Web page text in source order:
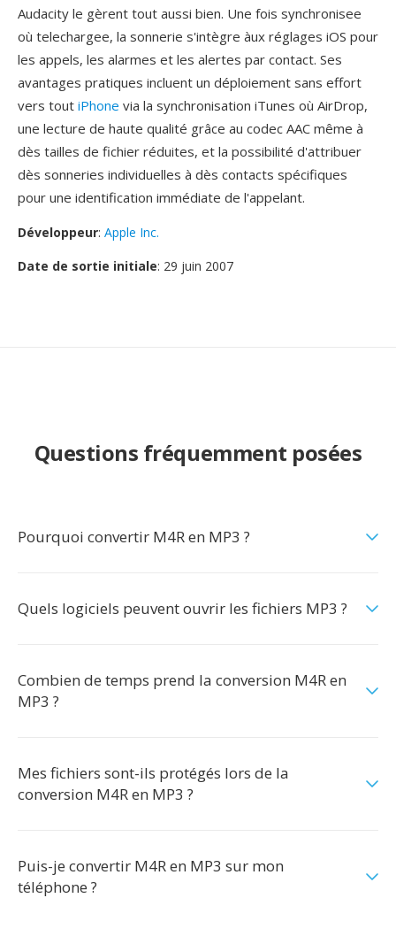
Audacity le gèrent tout aussi bien. Une fois synchronisee
où telechargee, la sonnerie s'intègre àux réglages iOS pour
les appels, les alarmes et les alertes par contact. Ses
avantages pratiques incluent un déploiement sans effort
vers tout iPhone via la synchronisation iTunes où AirDrop,
une lecture de haute qualité grâce au codec AAC même à
dès tailles de fichier réduites, et la possibilité d'attribuer
dès sonneries individuelles à dès contacts spécifiques
pour une identification immédiate de l'appelant.
Développeur: Apple Inc.
Date de sortie initiale: 29 juin 2007
Questions fréquemment posées
Pourquoi convertir M4R en MP3 ?
Quels logiciels peuvent ouvrir les fichiers MP3 ?
Combien de temps prend la conversion M4R en
MP3 ?
Mes fichiers sont-ils protégés lors de la
conversion M4R en MP3 ?
Puis-je convertir M4R en MP3 sur mon
téléphone ?